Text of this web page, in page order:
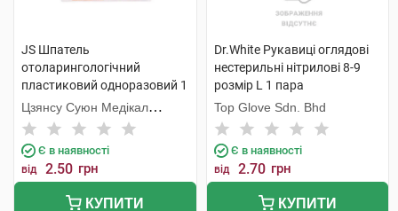
JS Шпатель
отоларингологічний
пластиковий одноразовий 1
шт
Цзянсу Суюн Медікал
Метіріалс
Є в наявності
від 2.50 грн
КУПИТИ
Dr.White Рукавиці оглядові
нестерильні нітрилові 8-9
розмір L 1 пара
Top Glove Sdn. Bhd
Є в наявності
від 2.70 грн
КУПИТИ